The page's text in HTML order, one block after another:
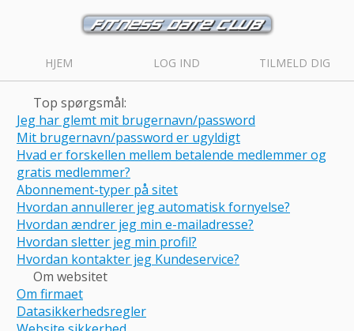
HJEM LOG IND TILMELD DIG
Top spørgsmål:
Jeg har glemt mit brugernavn/password
Mit brugernavn/password er ugyldigt
Hvad er forskellen mellem betalende medlemmer og
gratis medlemmer?
Abonnement-typer på sitet
Hvordan annullerer jeg automatisk fornyelse?
Hvordan ændrer jeg min e-mailadresse?
Hvordan sletter jeg min profil?
Hvordan kontakter jeg Kundeservice?
Om websitet
Om firmaet
Datasikkerhedsregler